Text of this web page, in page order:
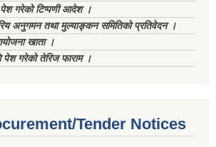
गरेको टिप्पणी आदेश ।
अनुगमन तथा मुल्याङ्कन समितिको प्रतिवेदन ।
खाता ।
पेश गरेको तेरिज फाराम ।
Tender Notices